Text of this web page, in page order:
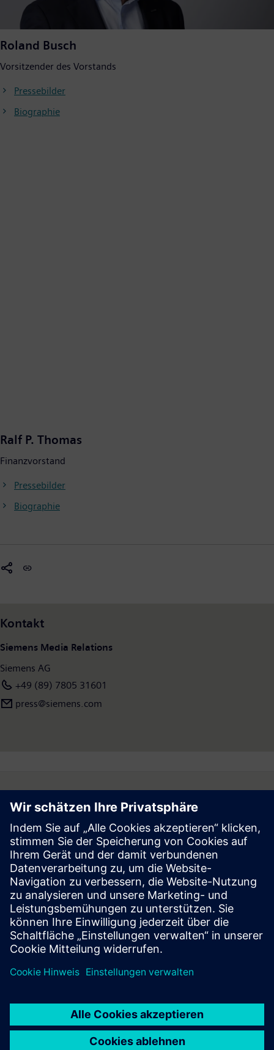
Roland Busch
Vorsitzender des Vorstands
Pressebilder
Biographie
Ralf P. Thomas
Finanzvorstand
Pressebilder
Biographie
Kontakt
Siemens Media Relations
Siemens AG
+49 (89) 7805 31601
press@siemens.com
Follow
Press | Company | Siemens
© Siemens 1996 – 2026
Corporate Information
Privacy Notice
Cookie Notice
Digital ID